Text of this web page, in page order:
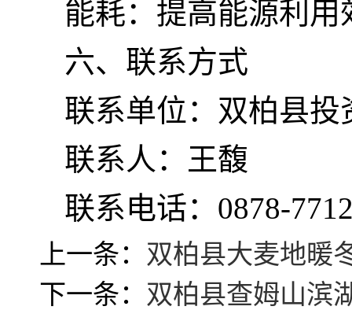
能耗：提高能源利
六、联系方式
联系单位：双柏县投
联系人：王馥
联系电话：0878-
上一条： 双柏县大麦地暖
下一条： 双柏县查姆山滨